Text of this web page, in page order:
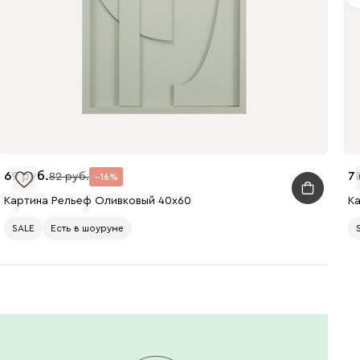
69 82 16
Картина Рельеф Оливковый 40x60
SALE Есть в шоуруме